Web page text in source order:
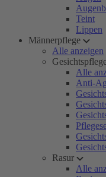
Teint
Lippen
Männerpflege
Alle anzeigen
Alle
Anti-
Rasur
Alle